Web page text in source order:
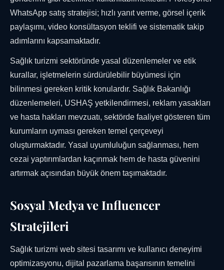
WhatsApp satış stratejisi; hızlı yanıt verme, görsel içerik
paylaşımı, video konsültasyon teklifi ve sistematik takip
adımlarını kapsamaktadır.
Sağlık turizmi sektöründe yasal düzenlemeler ve etik
kurallar, işletmelerin sürdürülebilir büyümesi için
bilinmesi gereken kritik konulardır. Sağlık Bakanlığı
düzenlemeleri, USHAŞ yetkilendirmesi, reklam yasakları
ve hasta hakları mevzuatı, sektörde faaliyet gösteren tüm
kurumların uyması gereken temel çerçeveyi
oluşturmaktadır. Yasal uyumluluğun sağlanması, hem
cezai yaptırımlardan kaçınmak hem de hasta güvenini
artırmak açısından büyük önem taşımaktadır.
Sosyal Medya ve Influencer
Stratejileri
Sağlık turizmi web sitesi tasarımı ve kullanıcı deneyimi
optimizasyonu, dijital pazarlama başarısının temelini